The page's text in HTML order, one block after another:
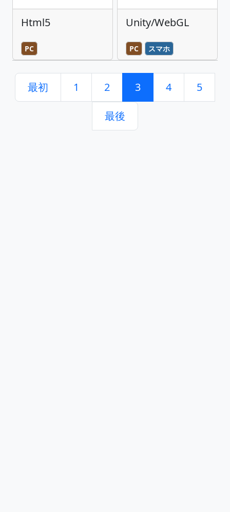
Html5
PC
Unity/WebGL
PC スマホ
最初 1 2 3 4 5
最後